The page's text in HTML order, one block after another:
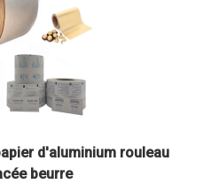
d'aluminium rouleau
beurre